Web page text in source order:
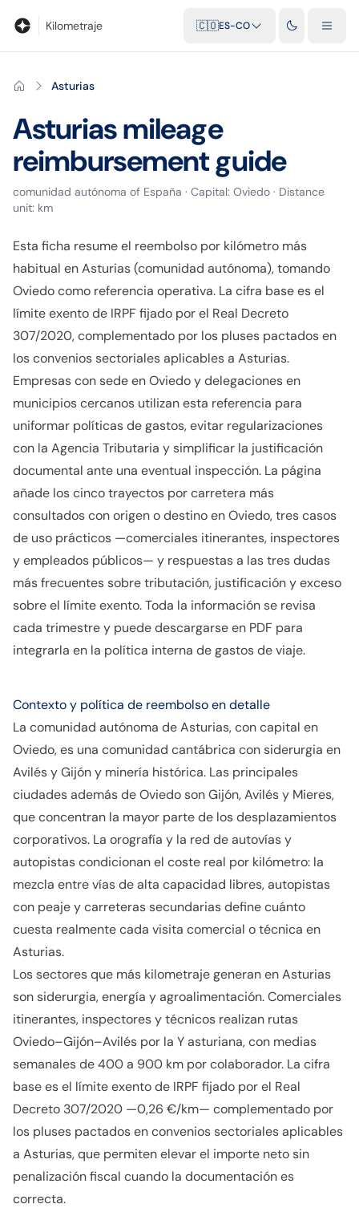
Kilometraje 🇨🇴ES-CO
Asturias
Asturiasmileage
reimbursement guide
comunidad autónoma of España · Capital: Oviedo · Distance
unit: km
Esta ficha resume el reembolso por kilómetro más
habitual en Asturias (comunidad autónoma), tomando
Oviedo como referencia operativa. La cifra base es el
límite exento de IRPF fijado por el Real Decreto
307/2020, complementado por los pluses pactados en
los convenios sectoriales aplicables a Asturias.
Empresas con sede en Oviedo y delegaciones en
municipios cercanos utilizan esta referencia para
uniformar políticas de gastos, evitar regularizaciones
con la Agencia Tributaria y simplificar la justificación
documental ante una eventual inspección. La página
añade los cinco trayectos por carretera más
consultados con origen o destino en Oviedo, tres casos
de uso prácticos —comerciales itinerantes, inspectores
y empleados públicos— y respuestas a las tres dudas
más frecuentes sobre tributación, justificación y exceso
sobre el límite exento. Toda la información se revisa
cada trimestre y puede descargarse en PDF para
integrarla en la política interna de gastos de viaje.
Contexto y política de reembolso en detalle
La comunidad autónoma de Asturias, con capital en
Oviedo, es una comunidad cantábrica con siderurgia en
Avilés y Gijón y minería histórica. Las principales
ciudades además de Oviedo son Gijón, Avilés y Mieres,
que concentran la mayor parte de los desplazamientos
corporativos. La orografía y la red de autovías y
autopistas condicionan el coste real por kilómetro: la
mezcla entre vías de alta capacidad libres, autopistas
con peaje y carreteras secundarias define cuánto
cuesta realmente cada visita comercial o técnica en
Asturias.
Los sectores que más kilometraje generan en Asturias
son siderurgia, energía y agroalimentación. Comerciales
itinerantes, inspectores y técnicos realizan rutas
Oviedo–Gijón–Avilés por la Y asturiana, con medias
semanales de 400 a 900 km por colaborador. La cifra
base es el límite exento de IRPF fijado por el Real
Decreto 307/2020 —0,26 €/km— complementado por
los pluses pactados en convenios sectoriales aplicables
a Asturias, que permiten elevar el importe neto sin
penalización fiscal cuando la documentación es
correcta.